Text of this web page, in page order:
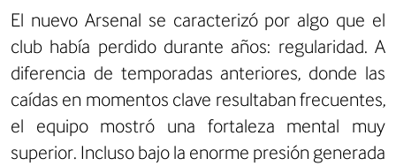
El nuevo Arsenal se caracterizó por algo que el
club había perdido durante años: regularidad. A
diferencia de temporadas anteriores, donde las
caídas en momentos clave resultaban frecuentes,
el equipo mostró una fortaleza mental muy
superior. Incluso bajo la enorme presión generada